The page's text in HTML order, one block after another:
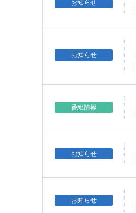
お知らせ
お知らせ
番組情報
お知らせ
お知らせ